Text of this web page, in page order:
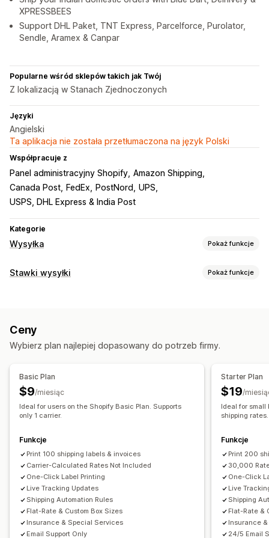
XPRESSBEES
Support DHL Paket, TNT Express, Parcelforce, Purolator,
Sendle, Aramex & Canpar
Popularne wśród sklepów takich jak Twój
Z lokalizacją w Stanach Zjednoczonych
Języki
Angielski
Ta aplikacja nie została przetłumaczona na język Polski
Współpracuje z
Panel administracyjny Shopify Amazon Shipping
Canada Post
FedEx PostNord
UPS
USPS, DHL Express & India Post
Kategorie
Wysyłka Pokaż funkcje
Etykiety i opakowanie
Ubezpieczenie przesyłki
Synchronizacja zamówień Wybór przewoźnika
Zarządzanie przesyłkami
Synchronizacja zamówień
Śledzenie w czasie rzeczywistym
Powiadomienia e-mail
Aktualizacje zamówienia
Stawki wysyłki Pokaż funkcje
Na podstawie klienta
Na podstawie odległości Na podstawie produktu
Łączenie stawek
Z wielu miejsc nadania
Niestandardowe powiadomienia
Ceny
Wybierz plan najlepiej dopasowany do potrzeb firmy.
Basic Plan
$9/miesiąc
Ideal for users on the Shopify Basic Plan. Supports
only 1 carrier.
Funkcje
Print 100 shipping labels & invoices
Carrier-Calculated Rates Not Included
One-Click Label Printing
Live Tracking Updates
Shipping Automation Rules
Flat-Rate & Custom Box Sizes
Insurance & Special Services
Email Support Only
Starter Plan
$19/
Ideal for
shipping
Funkcje
Print 200
30,000
One-Click
Live
Shipping
Flat-Rate &
Insurance
24/5 Email